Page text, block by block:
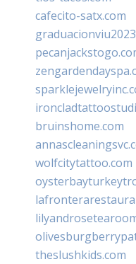
cafecito-satx.com
bruinshome.com
wolfcitytattoo.com
theslushkids.com